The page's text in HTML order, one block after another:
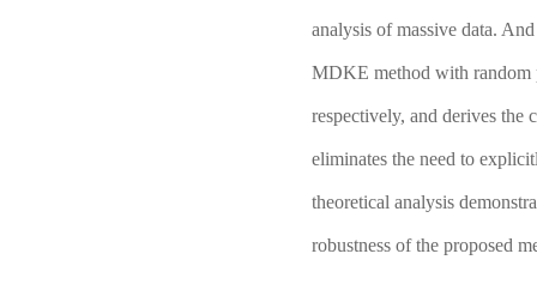
analysis of massive data.
MDKE method with random
respectively, and derives the
eliminates the need to
theoretical analysis
robustness of the proposed